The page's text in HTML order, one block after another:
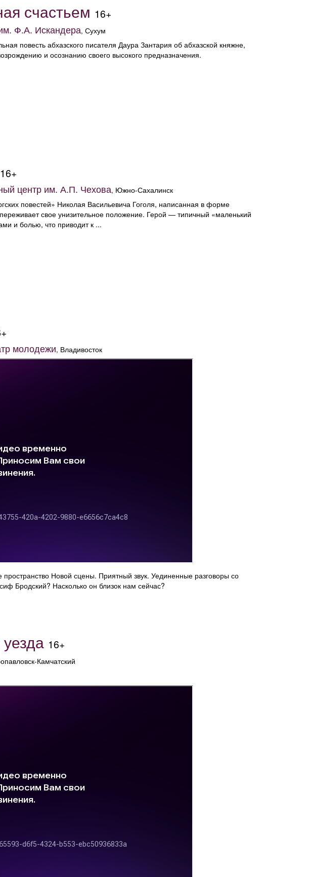
счастьем 16+
Ф.А. Искандера, Сухум
повесть абхазского писателя Даура Зантария об абхазской княжне,
и осознанию своего высокого предназначения.
16+
центр им. А.П. Чехова, Южно-Сахалинск
повестей» Николая Васильевича Гоголя, написанная в форме
свое унизительное положение. Герой — типичный «маленький
и болью, что приводит к ...
молодежи, Владивосток
пространство Новой сцены. Приятный звук. Уединенные разговоры со
Бродский? Насколько он близок нам сейчас?
16+
Камчатский